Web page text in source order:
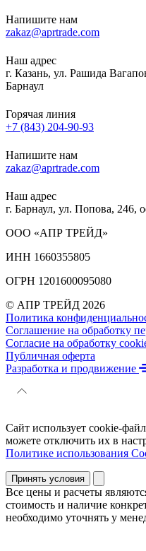
Напишите нам
zakaz@aprtrade.com
Наш адрес
г. Казань, ул. Рашида
Барнаул
Горячая линия
+7 (843) 204-90-93
Напишите нам
zakaz@aprtrade.com
Наш адрес
г. Барнаул, ул. Попова, 246,
ООО «АПР ТРЕЙД»
ИНН 1660355805
ОГРН 1201600095080
© АПР ТРЕЙД 2026
Политика
Соглашение на обработку
Согласие на обработку
Публичная оферта
Разработка и продвижение
Сайт использует cookie-
можете отключить их в
Политике использования
Принять условия
Все цены и расчеты
стоимость и наличие
необходимо уточнять у